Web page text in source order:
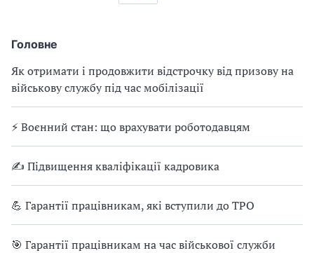
Головне
Як отримати і продовжити відстрочку від призову на
військову службу під час мобілізації
⚡ Воєнний стан: що врахувати роботодавцям
✍ Підвищення кваліфікації кадровика
💪 Гарантії працівникам, які вступили до ТРО
🎯 Гарантії працівникам на час військової служби